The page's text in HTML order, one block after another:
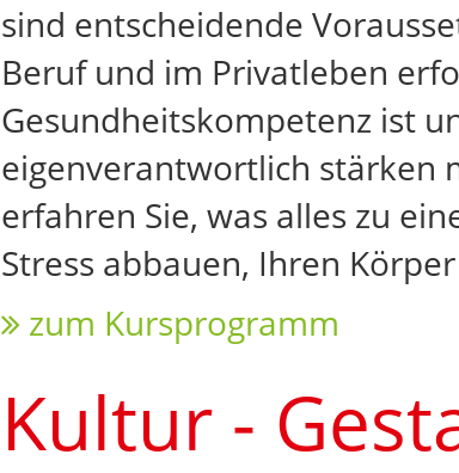
sind entscheidende
Beruf und im Privatleben
Gesundheitskompetenz ist
eigenverantwortlich stärken
erfahren Sie, was alles zu
Stress abbauen, Ihren
zum Kursprogramm
Kultur -